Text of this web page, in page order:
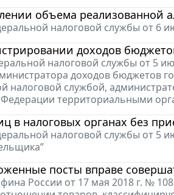
объема реализованной
налоговой службы от 6
доходов
налоговой службы от 5
доходов бюджетов
налоговой службой,
Федерации территориальными
в налоговых органах без
налоговой службы от 5
посты вправе
России от 17 мая 2018 г. №